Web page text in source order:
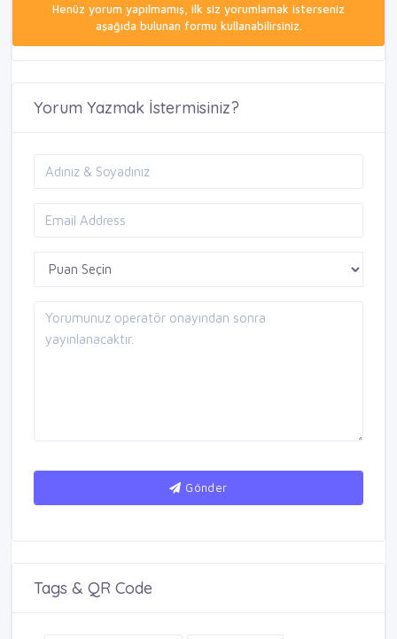
Henüz yorum yapılmamış, ilk siz yorumlamak isterseniz
aşağıda bulunan formu kullanabilirsiniz.
Yorum Yazmak İstermisiniz?
Gönder
Tags & QR Code